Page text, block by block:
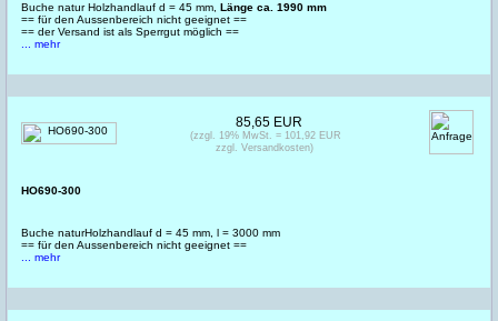
Buche natur Holzhandlauf d = 45 mm, Länge ca. 1990 mm
== für den Aussenbereich nicht geeignet ==
== der Versand ist als Sperrgut möglich ==
... mehr
HO690-300
Buche naturHolzhandlauf d = 45 mm, l = 3000 mm
== für den Aussenbereich nicht geeignet ==
... mehr
85,65 EUR
(zzgl. 19% MwSt. = 101,92 EUR
zzgl. Versandkosten)